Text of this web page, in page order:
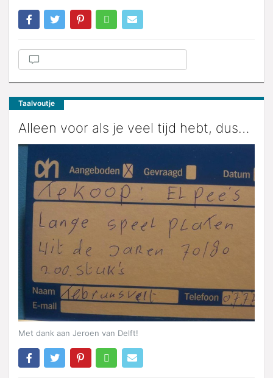
Taalvoutje
Alleen voor als je veel tijd hebt, dus…
Met dank aan Jeroen van Delft!